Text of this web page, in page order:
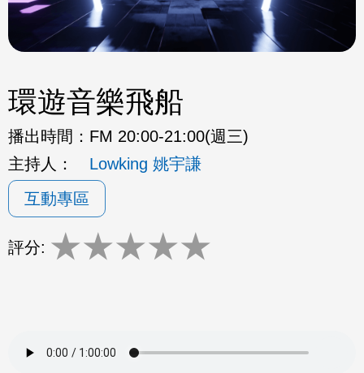
環遊音樂飛船
播出時間： FM 20:00-21:00(週三)
主持人：
Lowking 姚宇謙
互動專區
評分: ★★★★★